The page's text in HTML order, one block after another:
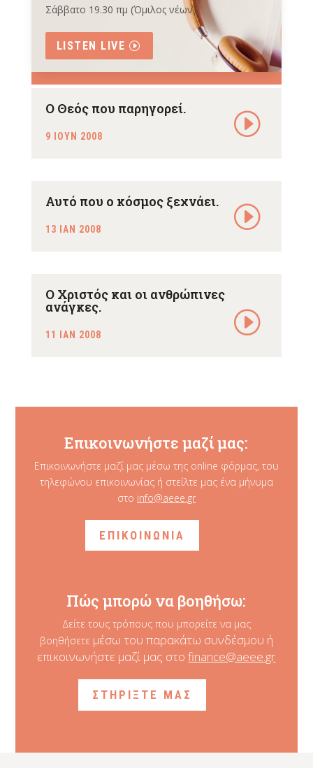
Σάββατο 19.30 πμ (Όμιλος νέων)
LISTEN LIVE
Ο Θεός που παρηγορεί.
9 ΙΟΥΝ 2008
Αυτό που ο κόσμος ξεχνάει.
13 ΙΑΝ 2008
Ο Χριστός και οι ανθρώπινες
ανάγκες.
11 ΙΑΝ 2008
Επικοινωνήστε μαζί μας:
Επικοινωνήστε μαζί μας μέσω της online φόρμας, του
τηλεφώνου επικοινωνίας ή στείλτε μας ένα μήνυμα
στο info@aeee.gr
ΕΠΙΚΟΙΝΩΝΙΑ
Πώς μπορώ να βοηθήσω:
Δείτε τους τρόπους που μπορείτε να μας
βοηθήσετε μέσω του παρακάτω συνδέσμου ή
επικοινωνήστε μαζί μας στοfinance@aeee.gr
ΣΤΗΡΙΞΤΕ ΜΑΣ